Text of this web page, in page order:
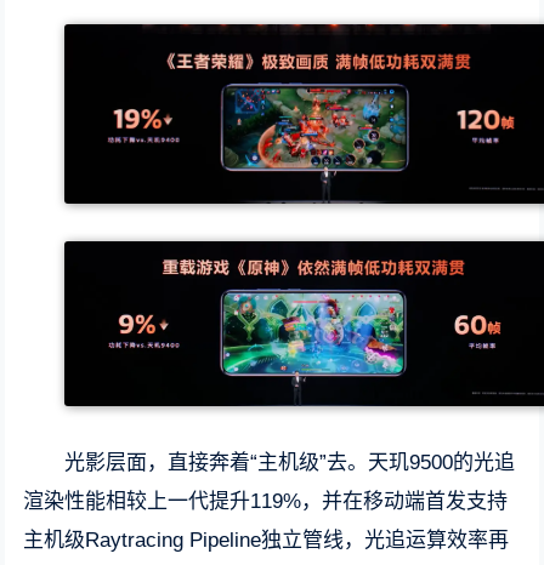
光影层面，直接奔着“主机级”去。天玑9500的光追
渲染性能相较上一代提升119%，并在移动端首发支持
主机级Raytracing Pipeline独立管线，光追运算效率再